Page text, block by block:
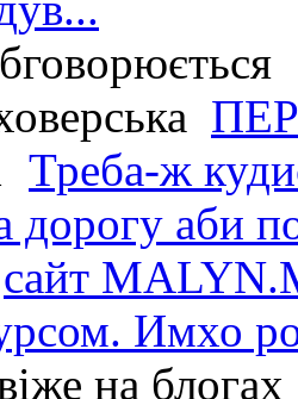
Треба-ж
дорогу аби
сайт
Имхо
на блогах